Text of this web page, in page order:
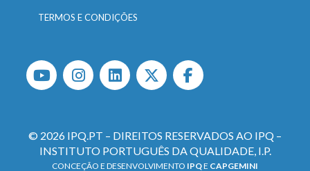
TERMOS E CONDIÇÕES
© 2026 IPQ.PT – DIREITOS RESERVADOS AO IPQ –
INSTITUTO PORTUGUÊS DA QUALIDADE, I.P.
CONCEÇÃO E DESENVOLVIMENTO IPQE CAPGEMINI